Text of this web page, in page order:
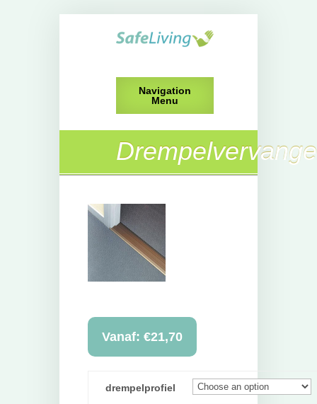
Navigation
Menu
Vanaf: €21,70
drempelprofiel